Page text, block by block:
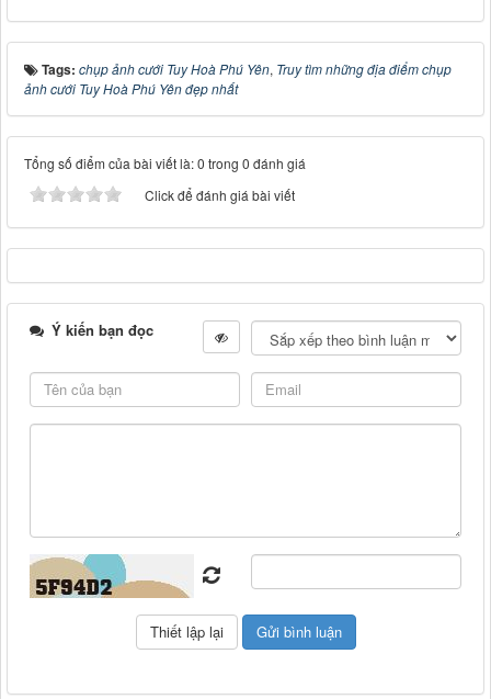
Tags: chụp ảnh cưới Tuy Hoà Phú Yên, Truy tìm những địa điểm chụp
ảnh cưới Tuy Hoà Phú Yên đẹp nhất
Tổng số điểm của bài viết là: 0 trong 0 đánh giá
Click để đánh giá bài viết
Ý kiến bạn đọc